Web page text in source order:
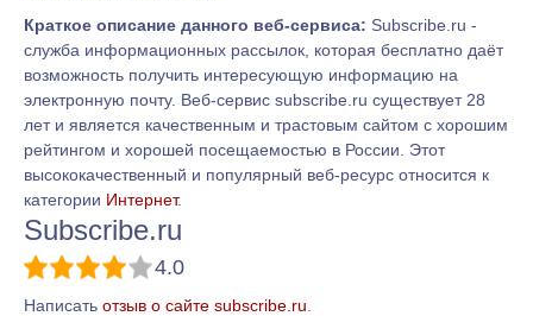
Краткое описание данного веб-сервиса: Subscribe.ru -
служба информационных рассылок, которая бесплатно даёт
возможность получить интересующую информацию на
электронную почту. Веб-сервис subscribe.ru существует 28
лет и является качественным и трастовым сайтом с хорошим
рейтингом и хорошей посещаемостью в России. Этот
высококачественный и популярный веб-ресурс относится к
категории Интернет.
Subscribe.ru
4.0
Написать отзыв о сайте subscribe.ru